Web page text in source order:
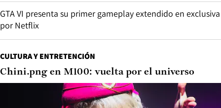
GTA VI presenta su primer gameplay extendido en exclusiva
por Netflix
CULTURA Y ENTRETENCIÓN
Chini.png en M100: vuelta por el universo